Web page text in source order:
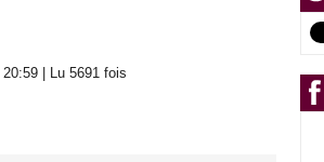
| Lu 5691 fois